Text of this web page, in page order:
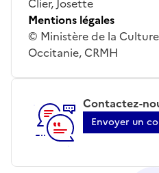
Mentions légales
© Ministère de la
Occitanie, CRMH
Contactez-
Envoyer un